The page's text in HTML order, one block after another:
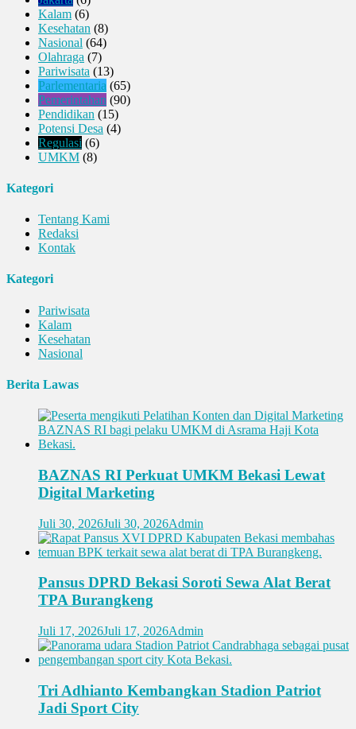
Kalam (6)
Kesehatan (8)
Nasional (64)
Olahraga (7)
Pariwisata (13)
Parlementaria (65)
Pemerintahan (90)
Pendidikan (15)
Potensi Desa (4)
Regulasi (6)
UMKM (8)
Kategori
Tentang Kami
Redaksi
Kontak
Kategori
Pariwisata
Kalam
Kesehatan
Nasional
Berita Lawas
BAZNAS RI Perkuat UMKM Bekasi Lewat
Digital Marketing
Juli 30, 2026Juli 30, 2026Admin
Pansus DPRD Bekasi Soroti Sewa Alat Berat
TPA Burangkeng
Juli 17, 2026Juli 17, 2026Admin
Tri Adhianto Kembangkan Stadion Patriot
Jadi Sport City